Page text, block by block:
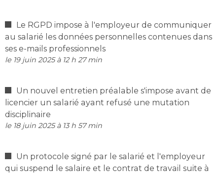
Le RGPD impose à l'employeur de communiquer
au salarié les données personnelles contenues dans
ses e-mails professionnels
le 19 juin 2025 à 12 h 27 min
Un nouvel entretien préalable s'impose avant de
licencier un salarié ayant refusé une mutation
disciplinaire
le 18 juin 2025 à 13 h 57 min
Un protocole signé par le salarié et l'employeur
qui suspend le salaire et le contrat de travail suite à